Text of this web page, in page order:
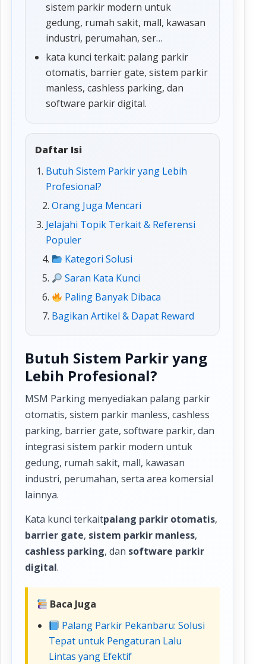
sistem parkir modern untuk
gedung, rumah sakit, mall, kawasan
industri, perumahan, ser…
kata kunci terkait: palang parkir
otomatis, barrier gate, sistem parkir
manless, cashless parking, dan
software parkir digital.
Daftar Isi
Butuh Sistem Parkir yang Lebih
Profesional?
Orang Juga Mencari
Jelajahi Topik Terkait & Referensi
Populer
Kategori Solusi
Saran Kata Kunci
Paling Banyak Dibaca
Bagikan Artikel & Dapat Reward
Butuh Sistem Parkir yang
Lebih Profesional?
MSM Parking menyediakan palang parkir
otomatis, sistem parkir manless, cashless
parking, barrier gate, software parkir, dan
integrasi sistem parkir modern untuk
gedung, rumah sakit, mall, kawasan
industri, perumahan, serta area komersial
lainnya.
Kata kunci terkaitpalang parkir otomatis,
barrier gate, sistem parkir manless,
cashless parking, dan software parkir
digital.
Baca Juga
Palang Parkir Pekanbaru: Solusi
Tepat untuk Pengaturan Lalu
Lintas yang Efektif